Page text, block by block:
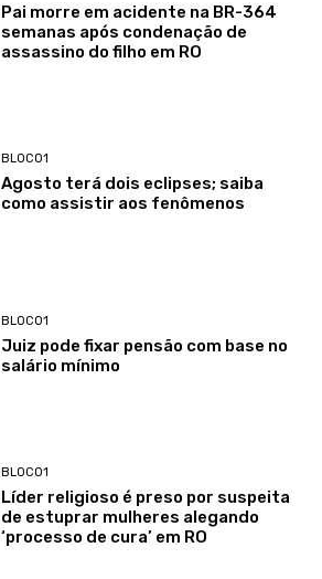
Pai morre em acidente na BR-364
semanas após condenação de
assassino do filho em RO
BLOCO1
Agosto terá dois eclipses; saiba
como assistir aos fenômenos
BLOCO1
Juiz pode fixar pensão com base no
salário mínimo
BLOCO1
Líder religioso é preso por suspeita
de estuprar mulheres alegando
‘processo de cura’ em RO